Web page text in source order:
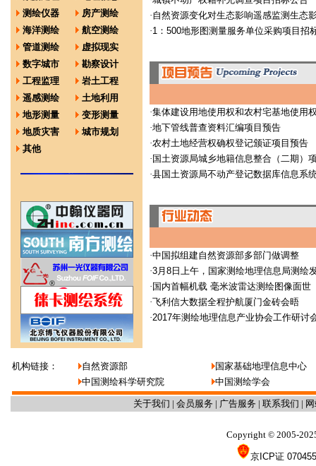
测绘仪器
房产测绘
海洋测绘
航空测绘
管道测绘
虚拟现实
数字城市
勘察设计
工程监理
岩土工程
遥感测绘
土地利用
地形测量
变形测量
地质灾害
城市规划
其他
·自然资源变化对生态影响遥感监测生态
·1：500地形图测量服务单位采购项目招
·集体建设用地使用权和农村宅基地使用
·地下管线普查资料汇编项目预告
·农村土地经营权确权登记颁证项目预告
· 国土资源局城乡地籍信息整合（二期）
·县国土资源局不动产登记数据库信息系
·中国拟组建自然资源部多部门做调整
·3月8日上午，国家测绘地理信息局测绘
· 国内首幅机载 毫米波雷达测绘图像面世
·飞利信大数据全程护航厦门金砖会晤
·2017年测绘地理信息产业协会工作研讨
机构链接： 自然资源部
国家基础地理信息中心
中国测绘科学研究院
中国测绘学会
关于我们 | 会员服务 | 广告服务 | 联系我们 |
Copyright © 2005-
京ICP证